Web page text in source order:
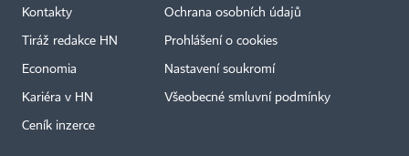
Kontakty
Tiráž redakce HN
Economia
Kariéra v HN
Ceník inzerce
Ochrana osobních údajů
Prohlášení o cookies
Nastavení soukromí
Všeobecné smluvní podmínky